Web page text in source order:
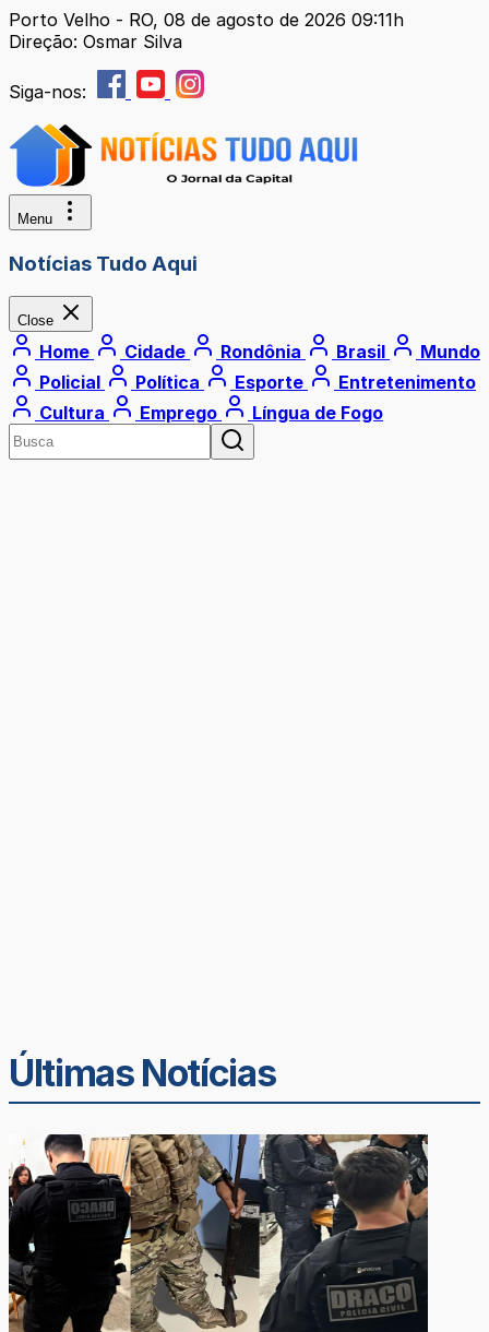
Porto Velho - RO, 08 de agosto de 2026 09:11h
Direção: Osmar Silva
Siga-nos:
Menu
Notícias Tudo Aqui
Close
Home Cidade Rondônia Brasil
Mundo
Policial
Política Esporte
Entretenimento
Cultura
Emprego Língua de Fogo
Últimas Notícias